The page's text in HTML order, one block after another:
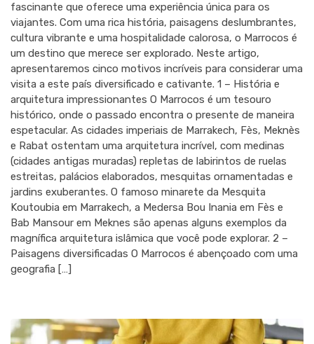
fascinante que oferece uma experiência única para os
viajantes. Com uma rica história, paisagens deslumbrantes,
cultura vibrante e uma hospitalidade calorosa, o Marrocos é
um destino que merece ser explorado. Neste artigo,
apresentaremos cinco motivos incríveis para considerar uma
visita a este país diversificado e cativante. 1 – História e
arquitetura impressionantes O Marrocos é um tesouro
histórico, onde o passado encontra o presente de maneira
espetacular. As cidades imperiais de Marrakech, Fès, Meknès
e Rabat ostentam uma arquitetura incrível, com medinas
(cidades antigas muradas) repletas de labirintos de ruelas
estreitas, palácios elaborados, mesquitas ornamentadas e
jardins exuberantes. O famoso minarete da Mesquita
Koutoubia em Marrakech, a Medersa Bou Inania em Fès e
Bab Mansour em Meknes são apenas alguns exemplos da
magnífica arquitetura islâmica que você pode explorar. 2 –
Paisagens diversificadas O Marrocos é abençoado com uma
geografia […]